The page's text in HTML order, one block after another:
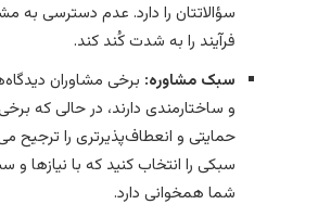
سؤالاتتان را دارد. عدم دسترسی به
فرآیند را به شدت کُند کند.
سبک مشاوره: برخی مشاوران
و ساختارمندی دارند، در حالی که
حمایتی و انعطاف‌پذیرتری را ترجیح
سبکی را انتخاب کنید که با نیازها و
شما همخوانی دارد.